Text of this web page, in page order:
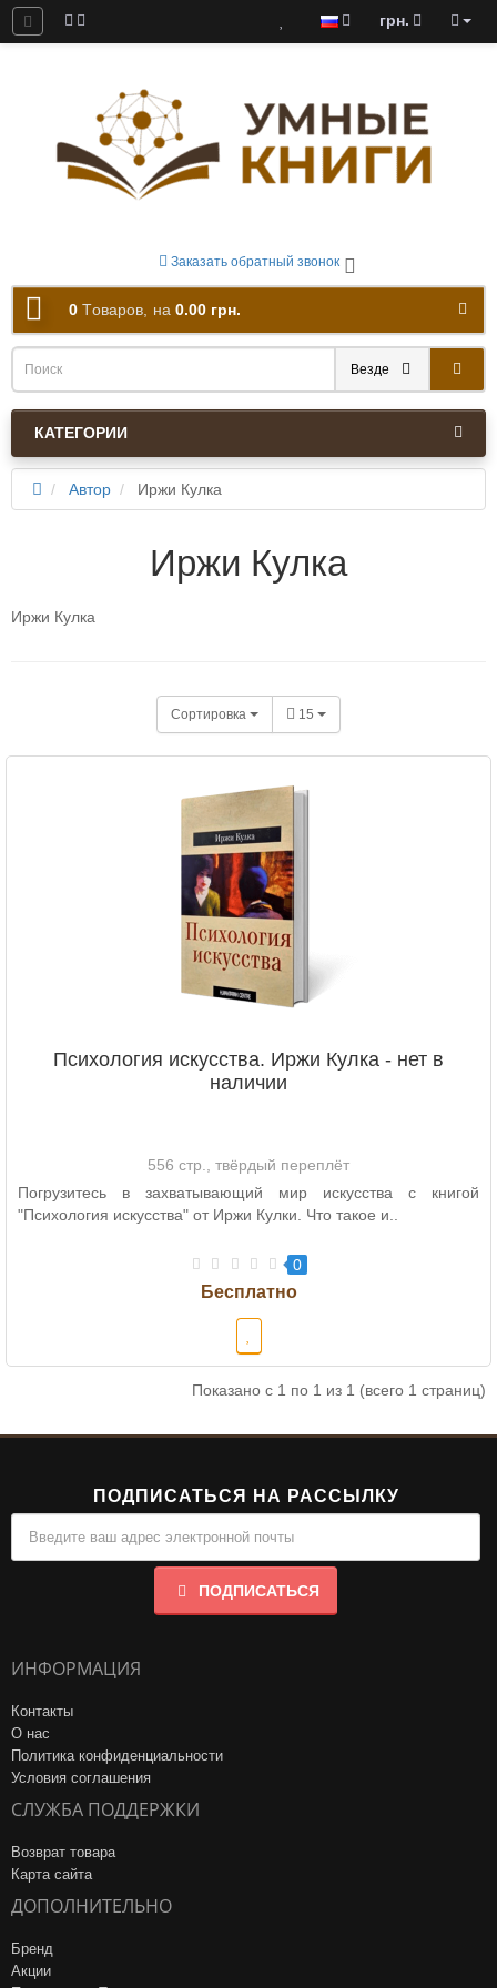
грн.
Заказать обратный звонок
0 Tоваров, на 0.00 грн.
Везде
КАТЕГОРИИ
Автор Иржи Кулка
Иржи Кулка
Иржи Кулка
Сортировка 15
Психология искусства. Иржи Кулка - нет в
наличии
556 стр., твёрдый переплёт
Погрузитесь в захватывающий мир искусства с книгой
"Психология искусства" от Иржи Кулки. Что такое и..
0
Показано с 1 по 1 из 1 (всего 1 страниц)
ПОДПИСАТЬСЯ НА РАССЫЛКУ
ПОДПИСАТЬСЯ
ИНФОРМАЦИЯ
Контакты
О нас
Политика конфиденциальности
Условия соглашения
СЛУЖБА ПОДДЕРЖКИ
Возврат товара
Карта сайта
ДОПОЛНИТЕЛЬНО
Бренд
Акции